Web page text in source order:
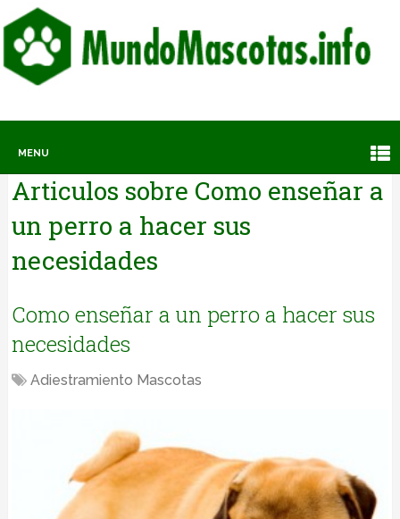
MENU
Articulos sobre Como enseñar a
un perro a hacer sus
necesidades
Como enseñar a un perro a hacer sus
necesidades
Adiestramiento Mascotas